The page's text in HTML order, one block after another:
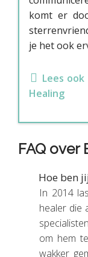
komt er
je het ook
Lees
Healing
FAQ over
Hoe ben
In 2014
healer die
om hem
wakker